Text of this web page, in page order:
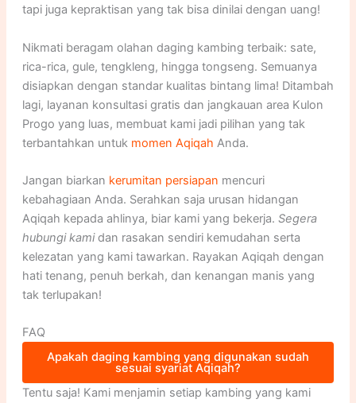
tapi juga kepraktisan yang tak bisa dinilai dengan uang!
Nikmati beragam olahan daging kambing terbaik: sate,
rica-rica, gule, tengkleng, hingga tongseng. Semuanya
disiapkan dengan standar kualitas bintang lima! Ditambah
lagi, layanan konsultasi gratis dan jangkauan area Kulon
Progo yang luas, membuat kami jadi pilihan yang tak
terbantahkan untuk momen Aqiqah Anda.
Jangan biarkan kerumitan persiapan mencuri
kebahagiaan Anda. Serahkan saja urusan hidangan
Aqiqah kepada ahlinya, biar kami yang bekerja. Segera
hubungi kamidan rasakan sendiri kemudahan serta
kelezatan yang kami tawarkan. Rayakan Aqiqah dengan
hati tenang, penuh berkah, dan kenangan manis yang
tak terlupakan!
FAQ
Apakah daging kambing yang digunakan sudah
sesuai syariat Aqiqah?
Tentu saja! Kami menjamin setiap kambing yang kami